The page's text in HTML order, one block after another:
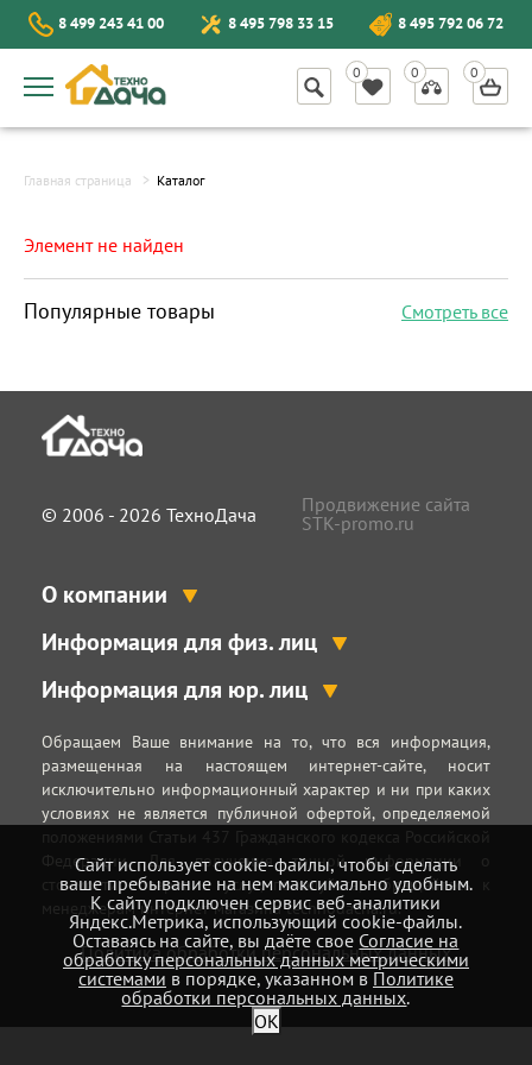
8 499 243 41 00 8 495 798 33 15 8 495 792 06 72
Главная страница Каталог
Элемент не найден
Популярные товары Смотреть все
© 2006 - 2026 ТехноДача
Продвижение сайта
STK-promo.ru
О компании
Информация для физ. лиц
Информация для юр. лиц
Обращаем Ваше внимание на то, что вся информация,
размещенная на настоящем интернет-сайте, носит
исключительно информационный характер и ни при каких
условиях не является публичной офертой, определяемой
Федерации. Для получения точной информации о
стоимости товаров и услуг, пожалуйста, обращайтесь к
менеджерам интернет-магазина technodacha.ru.
Политика обработки персональных данных
Сайт использует cookie-файлы, чтобы сделать
ваше пребывание на нем максимально удобным.
К cайту подключен сервис веб-аналитики
Яндекс.Метрика, использующий cookie-файлы.
Оставаясь на сайте, вы даёте свое Согласие на
обработку персональных данных метрическими
системами в порядке, указанном в Политике
обработки персональных данных.
OK